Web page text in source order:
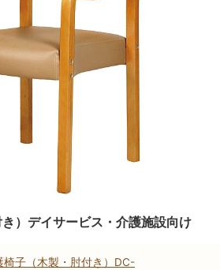
）デイサービス・介護施設向け
椅子（木製・肘付き）DC-